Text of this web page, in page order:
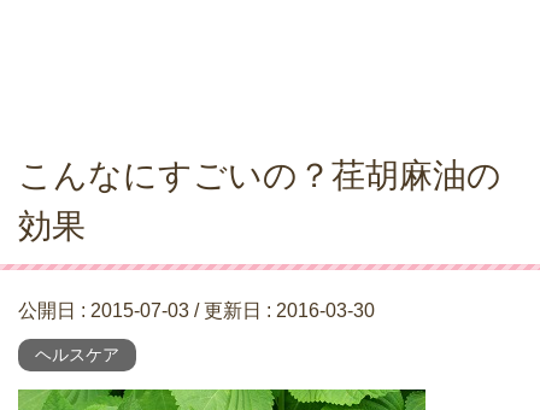
こんなにすごいの？荏胡麻油の
効果
公開日 : 2015-07-03 / 更新日 : 2016-03-30
ヘルスケア